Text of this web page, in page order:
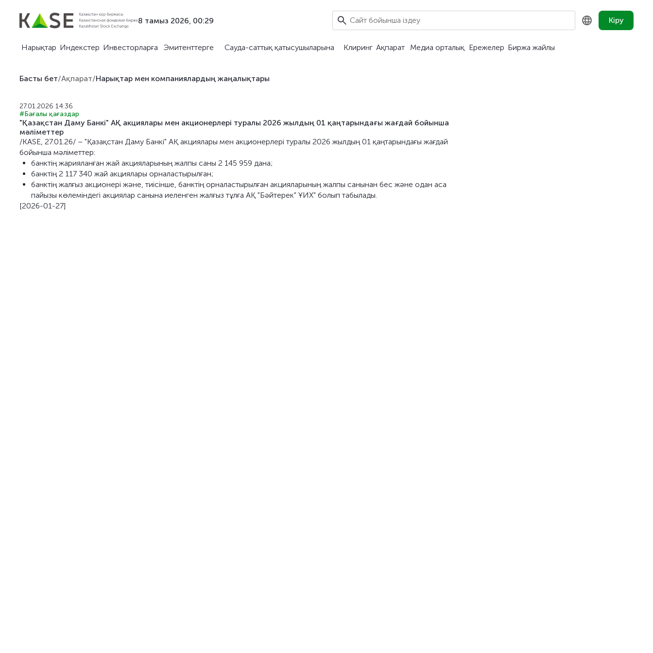
8 тамыз 2026, 00:29 Кіру
Нарықтар Индекстер Инвесторларға Эмитенттерге Сауда-саттық қатысушыларына Клиринг Ақпарат Медиа орталық Ережелер Биржа жайлы
Басты бет/Ақпарат/Нарықтар мен компаниялардың жаңалықтары
27.01.2026 14:36
#Бағалы қағаздар
"Қазақстан Даму Банкі" АҚ акциялары мен акционерлері туралы 2026 жылдың 01 қаңтарындағы жағдай бойынша
мәліметтер
/KASE, 27.01.26/ – "Қазақстан Даму Банкі" АҚ акциялары мен акционерлері туралы 2026 жылдың 01 қаңтарындағы жағдай
бойынша мәліметтер:
банктің жарияланған жай акцияларының жалпы саны 2 145 959 дана;
банктің 2 117 340 жай акциялары орналастырылған;
банктің жалғыз акционері және, тиісінше, банктің орналастырылған акцияларының жалпы санынан бес және одан аса
пайызы көлеміндегі акциялар санына иеленген жалғыз тұлға АҚ "Бәйтерек" ҰИХ" болып табылады.
[2026-01-27]